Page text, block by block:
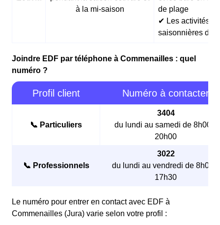
à la mi-saison
de plage
✔ Les activités
saisonnières
Joindre EDF par téléphone à Commenailles : quel
numéro ?
Profil client Numéro à contacter
📞 Particuliers
3404
du lundi au samedi de 8h00 à
20h00
📞 Professionnels
3022
du lundi au vendredi de 8h00 à
17h30
Le numéro pour entrer en contact avec EDF à
Commenailles (Jura) varie selon votre profil :